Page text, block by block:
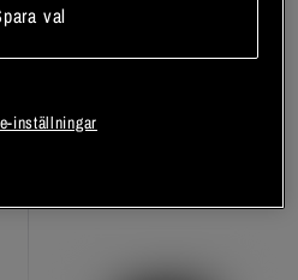
Wrist Wraps Basic Svart
Bli medlem
val
inställningar